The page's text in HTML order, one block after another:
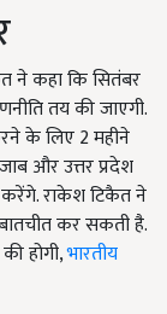
ने कहा कि सितंबर
तय की जाएगी.
के लिए 2 महीने
और उत्तर प्रदेश
राकेश टिकैत ने
कर सकती है.
होगी,भारतीय